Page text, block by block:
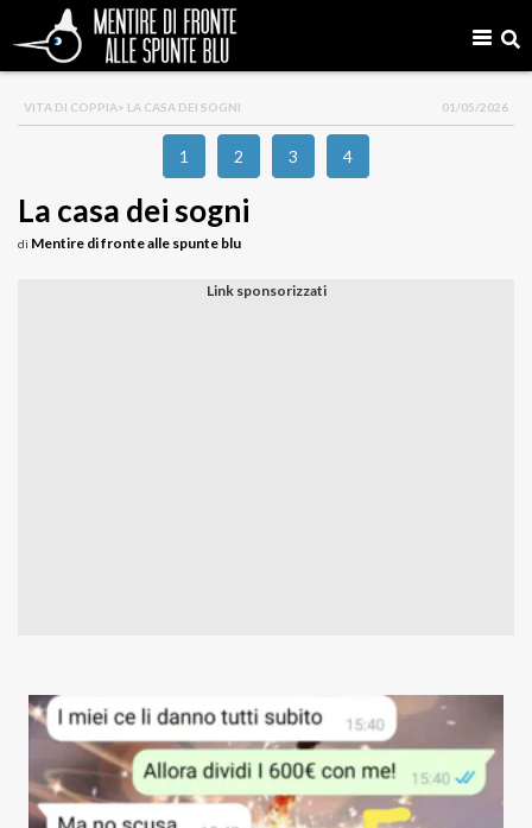
VITA DI COPPIA> LA CASA DEI SOGNI 01/05/2026
1 2 3 4
La casa dei sogni
di Mentire di fronte alle spunte blu